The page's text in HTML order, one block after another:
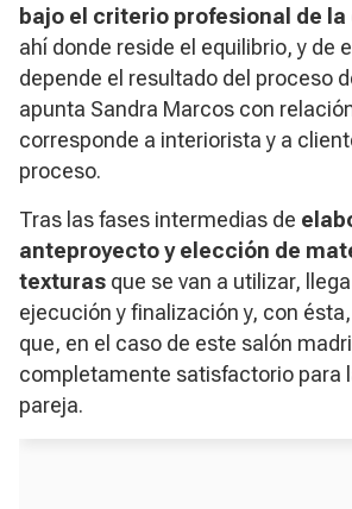
bajo el criterio profesional de
ahí donde reside el equilibrio, y de
depende el resultado del proceso
apunta Sandra Marcos con
corresponde a interiorista y a
proceso.
Tras las fases intermedias de
anteproyecto y elección de
texturas que se van a utilizar,
ejecución y finalización y, con
que, en el caso de este salón
completamente satisfactorio para
pareja.